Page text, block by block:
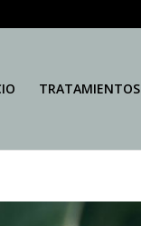
TRATAMIENTOS